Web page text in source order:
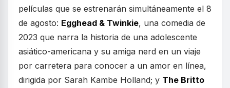
películas que se estrenarán simultáneamente el 8
de agosto: Egghead & Twinkie, una comedia de
2023 que narra la historia de una adolescente
asiático-americana y su amiga nerd en un viaje
por carretera para conocer a un amor en línea,
dirigida por Sarah Kambe Holland; y The Britto